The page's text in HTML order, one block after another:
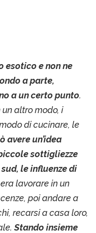
esotico e non ne
a parte,
a un certo punto.
altro modo, i
di cucinare, le
avere un’idea
sottigliezze
le influenze di
lavorare in un
poi andare a
recarsi a casa loro,
Stando insieme